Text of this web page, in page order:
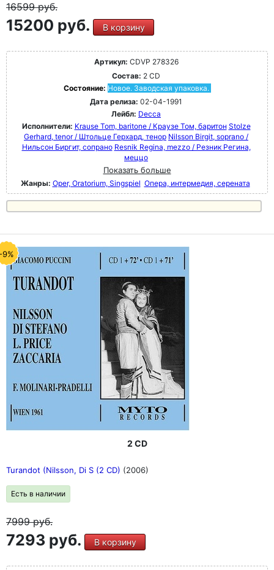
16599руб.
15200 руб. В корзину
Артикул: CDVP 278326
Состав: 2 CD
Состояние: Новое. Заводская упаковка.
Дата релиза: 02-04-1991
Лейбл: Decca
Исполнители: Krause Tom, baritone / Краузе Том, баритон Stolze
Gerhard, tenor / Штольце Герхард, тенор Nilsson Birgit, soprano /
Нильсон Биргит, сопрано Resnik Regina, mezzo / Резник Регина,
меццо
Показать больше
Жанры: Oper, Oratorium, Singspiel Опера, интермедия, серената
9%
2 CD
Turandot (Nilsson, Di S (2 CD) (2006)
Есть в наличии
7999руб.
7293 руб. В корзину